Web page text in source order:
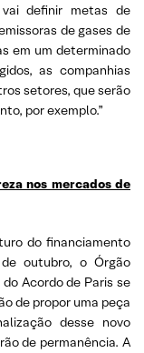
definir metas de
de gases de
em um determinado
as companhias
setores, que serão
por exemplo.”
nos mercados de
do financiamento
outubro, o Órgão
Acordo de Paris se
de propor uma peça
desse novo
de permanência. A